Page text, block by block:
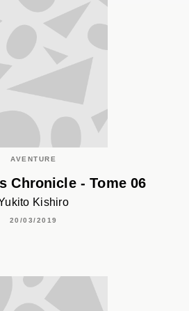
AVENTURE
Chronicle - Tome 06
Kishiro
20/03/2019